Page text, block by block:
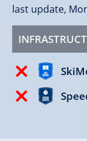
last update,